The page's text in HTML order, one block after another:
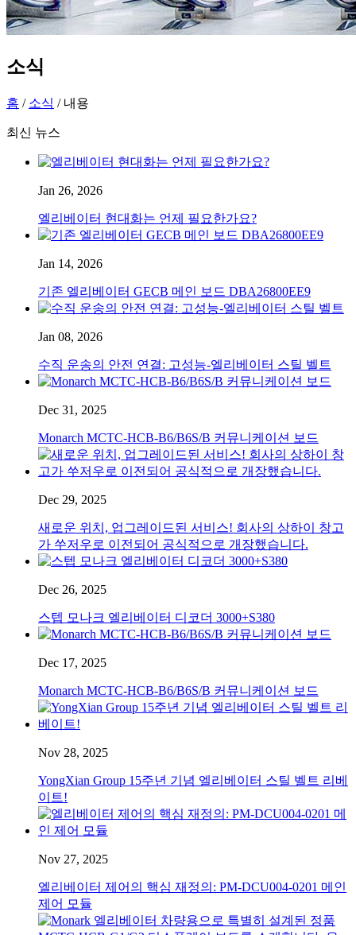
소식
홈 / 소식 / 내용
최신 뉴스
Jan 26, 2026
엘리베이터 현대화는 언제 필요한가요?
Jan 14, 2026
기존 엘리베이터 GECB 메인 보드 DBA26800EE9
Jan 08, 2026
수직 운송의 안전 연결: 고성능-엘리베이터 스틸 벨트
Dec 31, 2025
Monarch MCTC-HCB-B6/B6S/B 커뮤니케이션 보드
Dec 29, 2025
새로운 위치, 업그레이드된 서비스! 회사의 상하이 창고
가 쑤저우로 이전되어 공식적으로 개장했습니다.
Dec 26, 2025
스텝 모나크 엘리베이터 디코더 3000+S380
Dec 17, 2025
Monarch MCTC-HCB-B6/B6S/B 커뮤니케이션 보드
Nov 28, 2025
YongXian Group 15주년 기념 엘리베이터 스틸 벨트 리베
이트!
Nov 27, 2025
엘리베이터 제어의 핵심 재정의: PM-DCU004-0201 메인
제어 모듈